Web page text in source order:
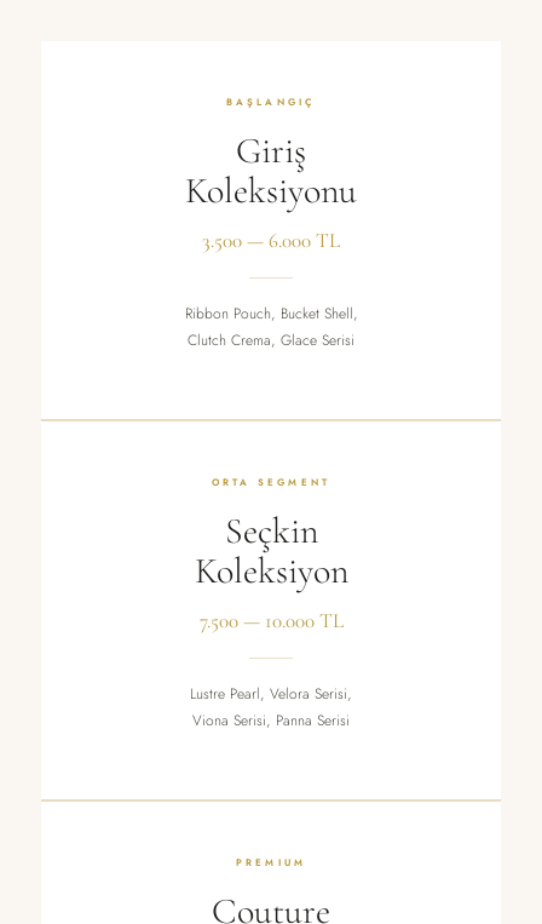
BAŞLANGIÇ
Giriş
Koleksiyonu
3.500 — 6.000 TL
Ribbon Pouch, Bucket Shell,
Clutch Crema, Glace Serisi
ORTA SEGMENT
Seçkin
Koleksiyon
7.500 — 10.000 TL
Lustre Pearl, Velora Serisi,
Viona Serisi, Panna Serisi
PREMIUM
Couture